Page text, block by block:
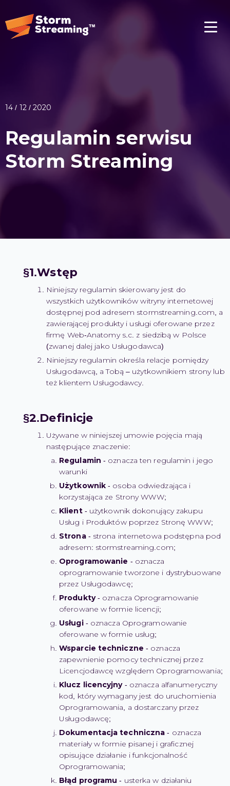
14 / 12 / 2020
Regulamin serwisu
Storm Streaming
Wstęp
Niniejszy regulamin skierowany jest do
wszystkich użytkowników witryny internetowej
dostępnej pod adresem stormstreaming.com, a
zawierającej produkty i usługi oferowane przez
firmę Web-Anatomy s.c. z siedzibą w Polsce
(zwanej dalej jako Usługodawca)
Niniejszy regulamin określa relacje pomiędzy
Usługodawcą, a Tobą – użytkownikiem strony lub
też klientem Usługodawcy.
Definicje
Używane w niniejszej umowie pojęcia mają
następujące znaczenie:
Regulamin - oznacza ten regulamin i jego
warunki
Użytkownik - osoba odwiedzająca i
korzystająca ze Strony WWW;
Klient- użytkownik dokonujący zakupu
Usług i Produktów poprzez Stronę WWW;
Strona- strona internetowa podstępna pod
adresem: stormstreaming.com;
Oprogramowanie - oznacza
oprogramowanie tworzone i dystrybuowane
przez Usługodawcę;
Produkty- oznacza Oprogramowanie
oferowane w formie licencji;
Usługi- oznacza Oprogramowanie
oferowane w formie usług;
Wsparcie techniczne - oznacza
zapewnienie pomocy technicznej przez
Licencjodawcę względem Oprogramowania;
Klucz licencyjny- oznacza alfanumeryczny
kod, który wymagany jest do uruchomienia
Oprogramowania, a dostarczany przez
Usługodawcę;
Dokumentacja techniczna - oznacza
materiały w formie pisanej i graficznej
opisujące działanie i funkcjonalność
Oprogramowania;
Błąd programu - usterka w działaniu